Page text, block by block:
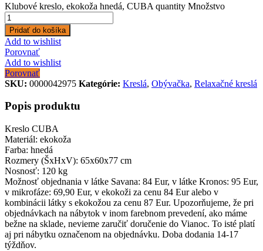
Klubové kreslo, ekokoža hnedá, CUBA quantity Množstvo
Pridať do košíka
Add to wishlist
Porovnať
Add to wishlist
Porovnať
SKU: 0000042975 Kategórie: Kreslá, Obývačka, Relaxačné kreslá
Popis produktu
Kreslo CUBA
Materiál: ekokoža
Farba: hnedá
Rozmery (ŠxHxV): 65x60x77 cm
Nosnosť: 120 kg
Možnosť objednania v látke Savana: 84 Eur, v látke Kronos: 95 Eur,
v mikrofáze: 69,90 Eur, v ekokoži za cenu 84 Eur alebo v
kombinácii látky s ekokožou za cenu 87 Eur. Upozorňujeme, že pri
objednávkach na nábytok v inom farebnom prevedení, ako máme
bežne na sklade, nevieme zaručiť doručenie do Vianoc. To isté platí
aj pri nábytku označenom na objednávku. Doba dodania 14-17
týždňov.